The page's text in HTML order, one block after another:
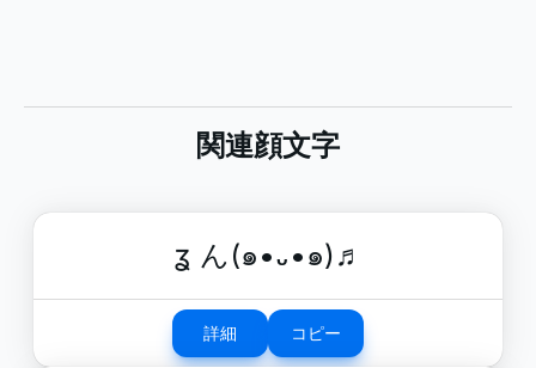
関連顔文字
ʓ ん(๑•᎑•๑)♬
詳細 コピー